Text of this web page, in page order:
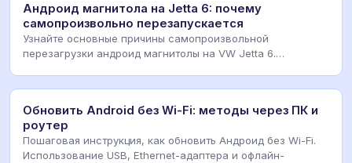
Андроид магнитола на Jetta 6: почему
самопроизвольно перезапускается
Узнайте основные причины самопроизвольной
перезагрузки андроид магнитолы на VW Jetta 6.
Обновить Android без Wi-Fi: методы через ПК и
роутер
Пошаговая инструкция, как обновить Андроид без Wi-Fi.
Использование USB, Ethernet-адаптера и офлайн-